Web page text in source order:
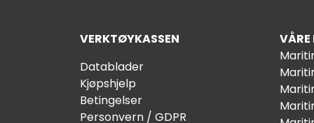
VERKTØYKASSEN
Datablader
Kjøpshjelp
Betingelser
Personvern / GDPR
VÅRE